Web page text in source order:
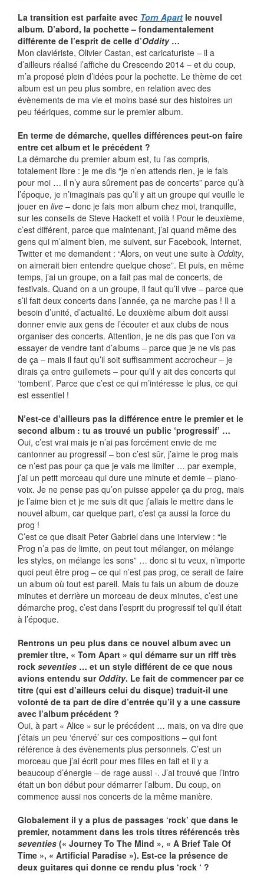
La transition est parfaite avec Torn Apart le nouvel
album. D’abord, la pochette – fondamentalement
différente de l’esprit de celle d’Oddity…
Mon claviériste, Olivier Castan, est caricaturiste – il a
d’ailleurs réalisé l’affiche du Crescendo 2014 – et du coup,
m’a proposé plein d’idées pour la pochette. Le thème de cet
album est un peu plus sombre, en relation avec des
évènements de ma vie et moins basé sur des histoires un
peu féériques, comme sur le premier album.
En terme de démarche, quelles différences peut-on faire
entre cet album et le précédent ?
La démarche du premier album est, tu l’as compris,
totalement libre : je me dis “je n’en attends rien, je le fais
pour moi … il n’y aura sûrement pas de concerts” parce qu’à
l’époque, je n’imaginais pas qu’il y ait un groupe qui veuille le
jouer en live – donc je fais mon album chez moi, tranquille,
sur les conseils de Steve Hackett et voilà ! Pour le deuxième,
c’est différent, parce que maintenant, j’ai quand même des
gens qui m’aiment bien, me suivent, sur Facebook, Internet,
Twitter et me demandent : “Alors, on veut une suite à Oddity,
on aimerait bien entendre quelque chose”. Et puis, en même
temps, j’ai un groupe, on a fait pas mal de concerts, de
festivals. Quand on a un groupe, il faut qu’il vive – parce que
s’il fait deux concerts dans l’année, ça ne marche pas ! Il a
besoin d’unité, d’actualité. Le deuxième album doit aussi
donner envie aux gens de l’écouter et aux clubs de nous
organiser des concerts. Attention, je ne dis pas que l’on va
essayer de vendre tant d’albums – parce que je ne vis pas
de ça – mais il faut qu’il soit suffisamment accrocheur – je
dirais ça entre guillemets – pour qu’il y ait des concerts qui
‘tombent’. Parce que c’est ce qui m’intéresse le plus, ce qui
est essentiel !
N’est-ce d’ailleurs pas la différence entre le premier et le
second album : tu as trouvé un public ‘progressif’ …
Oui, c’est vrai mais je n’ai pas forcément envie de me
cantonner au progressif – bon c’est sûr, j’aime le prog mais
ce n’est pas pour ça que je vais me limiter … par exemple,
j’ai un petit morceau qui dure une minute et demie – piano-
voix. Je ne pense pas qu’on puisse appeler ça du prog, mais
je l’aime bien et je me suis dit que j’allais le mettre dans le
nouvel album, car quelque part, c’est ça aussi la force du
prog !
C’est ce que disait Peter Gabriel dans une interview : “le
Prog n’a pas de limite, on peut tout mélanger, on mélange
les styles, on mélange les sons” … donc si tu veux, n’importe
quoi peut être prog – ce qui n’est pas prog, ce serait de faire
un album où tout est pareil. Mais tu fais un album de douze
minutes et derrière un morceau de deux minutes, c’est une
démarche prog, c’est dans l’esprit du progressif tel qu’il était
à l’époque.
Rentrons un peu plus dans ce nouvel album avec un
premier titre, « Torn Apart » qui démarre sur un riff très
rock seventies … et un style différent de ce que nous
avions entendu sur Oddity. Le fait de commencer par ce
titre (qui est d’ailleurs celui du disque) traduit-il une
volonté de ta part de dire d’entrée qu’il y a une cassure
avec l’album précédent ?
Oui, à part « Alice » sur le précédent … mais, on va dire que
j’étais un peu ‘énervé’ sur ces compositions – qui font
référence à des évènements plus personnels. C’est un
morceau que j’ai écrit pour mes filles en fait et il y a
beaucoup d’énergie – de rage aussi -. J’ai trouvé que l’intro
était un bon début pour démarrer l’album. Du coup, on
commence aussi nos concerts de la même manière.
Globalement il y a plus de passages ‘rock’ que dans le
premier, notamment dans les trois titres référencés très
seventies (« Journey To The Mind », « A Brief Tale Of
Time », « Artificial Paradise »). Est-ce la présence de
deux guitares qui donne ce rendu plus ‘rock ‘ ?